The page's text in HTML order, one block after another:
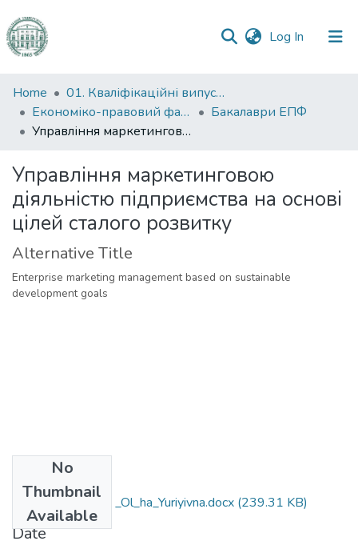
Log In (current)
Communities
&
Collections
Statistics
Home
01. Кваліфікаційні випускні роботи здобувачів вищої освіти
Економіко-правовий факультет
Бакалаври ЕПФ
Управління маркетинговою діяльністю підприємства на основі цілей сталого розвитку
Управління маркетинговою
діяльністю підприємства на основі
цілей сталого розвитку
Alternative Title
Enterprise marketing management based on sustainable
development goals
No
Thumbnail
Available
073_Herasymyuk _Ol_ha_Yuriyivna.docx (239.31 KB)
Date